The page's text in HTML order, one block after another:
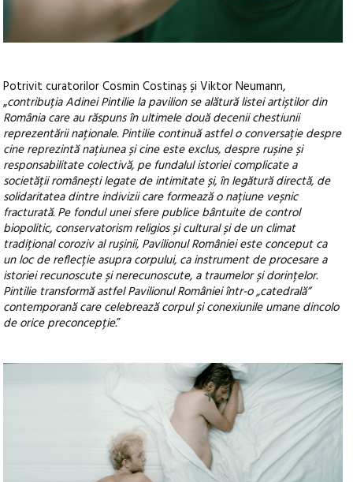
Potrivit curatorilor Cosmin Costinaș și Viktor Neumann,
„contribuția Adinei Pintilie la pavilion se alătură listei artiștilor din
România care au răspuns în ultimele două decenii chestiunii
reprezentării naționale. Pintilie continuă astfel o conversație despre
cine reprezintă națiunea și cine este exclus, despre rușine și
responsabilitate colectivă, pe fundalul istoriei complicate a
societății românești legate de intimitate și, în legătură directă, de
solidaritatea dintre indivizii care formează o națiune veșnic
fracturată. Pe fondul unei sfere publice bântuite de control
biopolitic, conservatorism religios și cultural și de un climat
tradițional coroziv al rușinii, Pavilionul României este conceput ca
un loc de reflecție asupra corpului, ca instrument de procesare a
istoriei recunoscute și nerecunoscute, a traumelor și dorințelor.
Pintilie transformă astfel Pavilionul României într-o „catedrală”
contemporană care celebrează corpul și conexiunile umane dincolo
de orice preconcepție.”